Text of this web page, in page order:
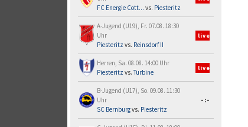
FC Energie Cott... vs. Piesteritz
A-Jugend (U19), Fr. 07.08. 18:30
Uhr
Piesteritz vs. Reinsdorf II
live
Herren, Sa. 08.08. 14:00 Uhr
Piesteritz vs.Turbine
live
B-Jugend (U17), So. 09.08. 11:30
Uhr
SC Bernburgvs. Piesteritz
-:-